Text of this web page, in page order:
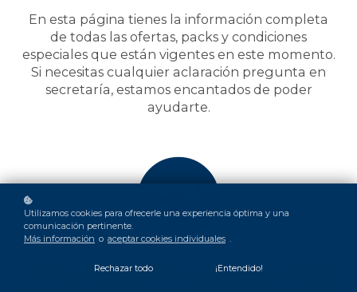
En esta página tienes la información completa
de todas las ofertas, packs y condiciones
especiales que están vigentes en este momento.
Si necesitas cualquier aclaración pregunta en
secretaría, estamos encantados de poder
ayudarte.
¡¡Vaya!! Malas noticias, parece que la fecha límite para contratar
Utilizamos cookies para ofrecerle una experiencia óptima y una
comunicación pertinente.
Más información o aceptar cookies individuales .
Rechazar todo ¡Entendido!